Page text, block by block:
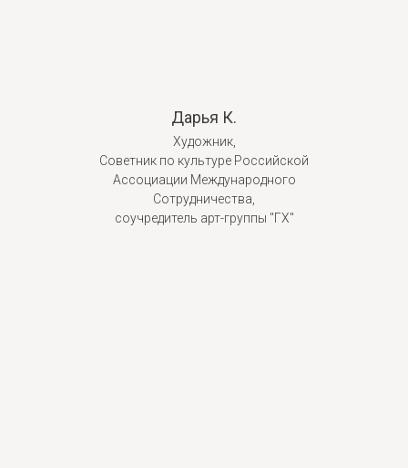
Дарья К.
Художник,
Советник по культуре Российской
Ассоциации Международного
Сотрудничества,
соучредитель арт-группы "ГХ"